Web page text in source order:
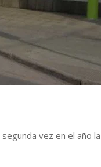
vez en el año la